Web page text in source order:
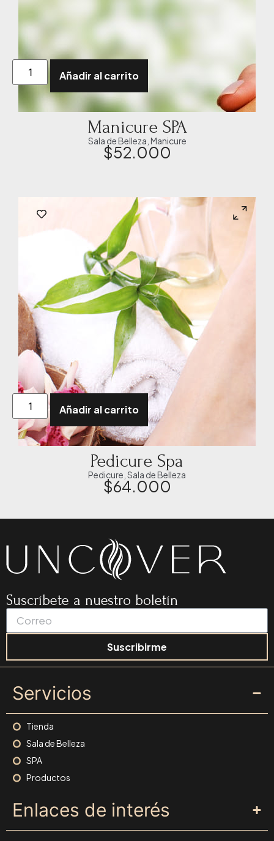
Añadir al carrito
Manicure SPA
Sala de Belleza Manicure
$52.000
Añadir al carrito
Pedicure Spa
Pedicure Sala de Belleza
$64.000
Suscríbete a nuestro boletín
Suscribirme
Servicios
Tienda
Sala de Belleza
SPA
Productos
Enlaces de interés